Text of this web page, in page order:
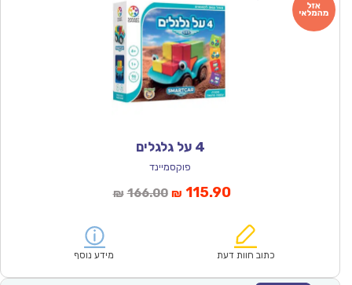
4 על גלגלים
פוקסמיינד
₪ 166.00המחיר
₪166.00.
₪ 115.90המחיר
הוא:
כתוב חוות דעת מידע נוסף